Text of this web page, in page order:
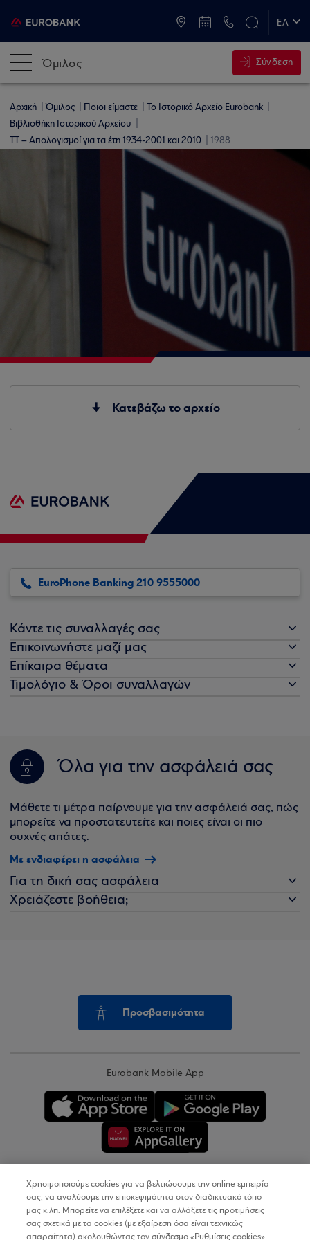
ΕΛ
Όμιλος Σύνδεση
Αρχική Όμιλος Ποιοι είμαστε
Το Ιστορικό Αρχείο Eurobank
Βιβλιοθήκη Ιστορικού Αρχείου
ΤΤ – Απολογισμοί για τα έτη 1934-2001 και 2010
1988
Κατεβάζω το αρχείο
EuroPhone Banking 210 9555000
Κάντε τις συναλλαγές σας
Επικοινωνήστε μαζί μας
Επίκαιρα θέματα
Τιμολόγιο & Όροι συναλλαγών
Όλα για την ασφάλειά σας
Μάθετε τι μέτρα παίρνουμε για την ασφάλειά σας, πώς
μπορείτε να προστατευτείτε και ποιες είναι οι πιο
συχνές απάτες.
Με ενδιαφέρει η ασφάλεια
Για τη δική σας ασφάλεια
Χρειάζεστε βοήθεια;
Προσβασιμότητα
Eurobank Mobile App
Copyright © 2026
Όροι Χρήσης
Χρησιμοποιούμε cookies για να βελτιώσουμε την online εμπειρία
σας, να αναλύουμε την επισκεψιμότητα στον διαδικτυακό τόπο
μας κ.λπ. Μπορείτε να επιλέξετε και να αλλάξετε τις προτιμήσεις
σας σχετικά με τα cookies (με εξαίρεση όσα είναι τεχνικώς
απαραίτητα) ακολουθώντας τον σύνδεσμο «Ρυθμίσεις cookies».